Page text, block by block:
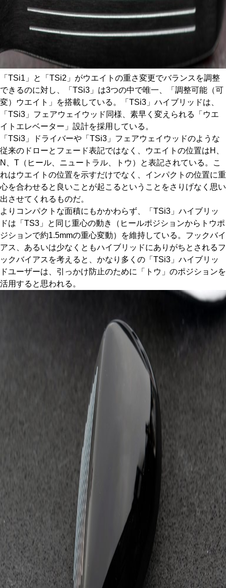
「TSi1」と「TSi2」がウエイトの重さ変更でバランスを調整
できるのに対し、「TSi3」は3つの中で唯一、「調整可能（可
変）ウエイト」を搭載している。「TSi3」ハイブリッドは、
「TSi3」フェアウェイウッド同様、素早く変えられる「ウエ
イトエレベーター」設計を採用している。
「TSi3」ドライバーや「TSi3」フェアウェイウッドのような
従来のドローとフェード表記ではなく、ウエイトの位置はH、
N、T（ヒール、ニュートラル、トウ）と表記されている。こ
れはウエイトの位置を示すだけでなく、インパクトの位置に重
心を合わせると良いことが起こるということをさりげなく思い
出させてくれるものだ。
よりコンパクトな面積にもかかわらず、「TSi3」ハイブリッ
ドは「TS3」と同じ重心の動き（ヒールポジションからトウポ
ジションで約1.5mmの重心変動）を維持している。フックバイ
アス、あるいは少なくともハイブリッドにありがちとされるフ
ックバイアスを考えると、かなり多くの「TSi3」ハイブリッ
ドユーザーは、引っかけ防止のために「トウ」のポジションを
活用すると思われる。